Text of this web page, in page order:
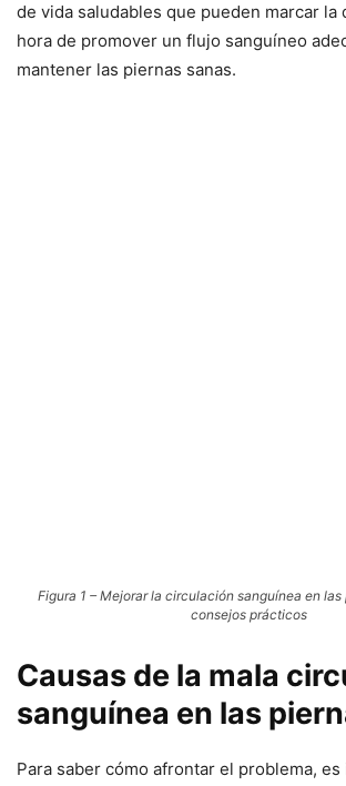
de vida saludables que pueden marcar la
hora de promover un flujo sanguíneo
mantener las piernas sanas.
Figura 1 – Mejorar la circulación sanguínea en
consejos prácticos
Causas de la mala
sanguínea en las
Para saber cómo afrontar el problema,